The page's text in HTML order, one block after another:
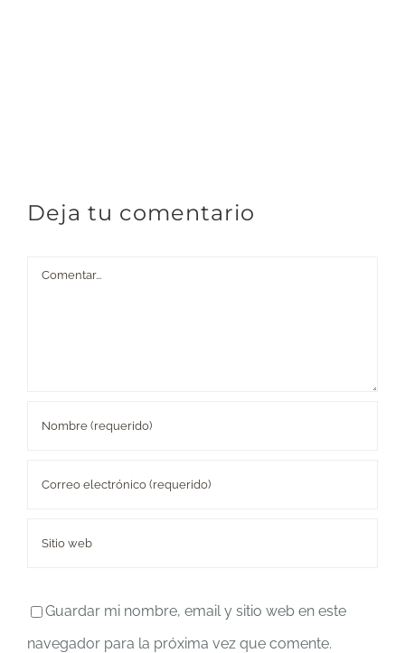
Deja tu comentario
Comentar
Guardar mi nombre, email y sitio web en este
navegador para la próxima vez que comente.